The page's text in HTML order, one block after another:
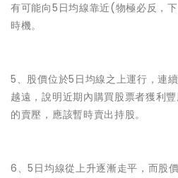
有可能向5日均線靠近(物極必反，
時機。
5、股價位於5日均線之上運行，連
越遠，說明近期內購買股票者獲利
的賣壓，應該暫時賣出持股。
6、5日均線從上升逐漸走平，而股